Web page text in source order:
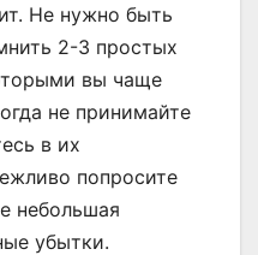
Не нужно быть
2-3 простых
вы чаще
не принимайте
в их
попросите
небольшая
убытки.